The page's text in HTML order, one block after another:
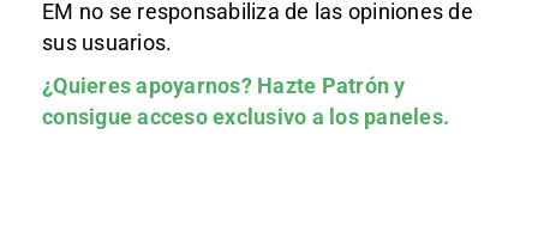
EM no se responsabiliza de las opiniones de
sus usuarios.
¿Quieres apoyarnos? Hazte Patróny
consigue acceso exclusivo a los paneles.